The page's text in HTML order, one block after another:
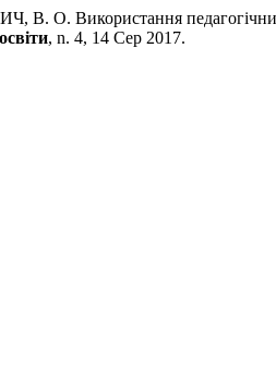
Використання педагогічних
, n. 4, 14 Сер 2017.